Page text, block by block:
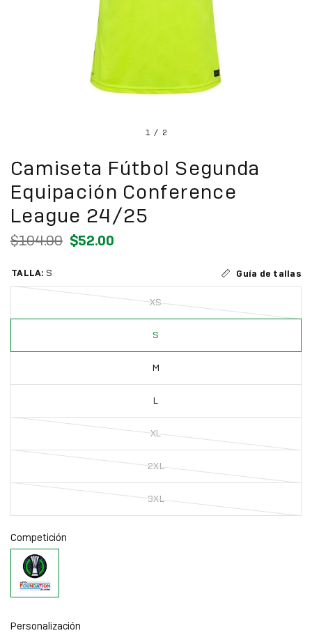
1 / 2
Camiseta Fútbol Segunda
Equipación Conference
League 24/25
$104.00 $52.00
TALLA: S Guía de tallas
XS
S
M
L
XL
2XL
3XL
Competición
Uefa
Conference
League
Personalización